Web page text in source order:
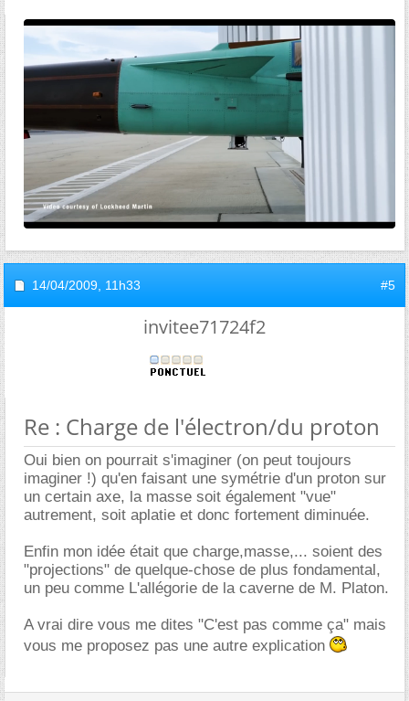
14/04/2009, 11h33 #5
invitee71724f2
Re : Charge de l'électron/du proton
Oui bien on pourrait s'imaginer (on peut toujours
imaginer !) qu'en faisant une symétrie d'un proton sur
un certain axe, la masse soit également "vue"
autrement, soit aplatie et donc fortement diminuée.
Enfin mon idée était que charge,masse,... soient des
"projections" de quelque-chose de plus fondamental,
un peu comme L'allégorie de la caverne de M. Platon.
A vrai dire vous me dites "C'est pas comme ça" mais
vous me proposez pas une autre explication